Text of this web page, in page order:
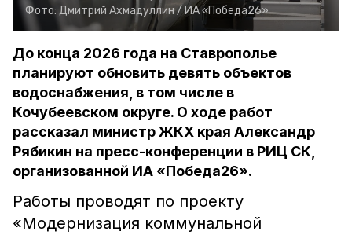
Фото: Дмитрий Ахмадуллин / ИА «Победа26»
До конца 2026 года на Ставрополье
планируют обновить девять объектов
водоснабжения, в том числе в
Кочубеевском округе. О ходе работ
рассказал министр ЖКХ края Александр
Рябикин на пресс-конференции в РИЦ СК,
организованной ИА «Победа26».
Работы проводят по проекту
«Модернизация коммунальной